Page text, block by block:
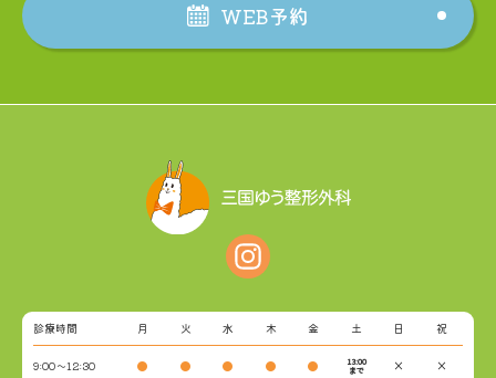
WEB予約
診療時間 月 火 水 木 金 土 日 祝
9:00～12:30 ● ● ● ● ● 13:00
まで × ×